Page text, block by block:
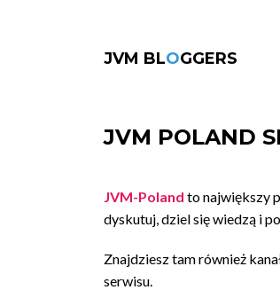
JVM BLOGGERS
JVM POLAND
JVM-Poland to największy
dyskutuj, dziel się wiedzą i
Znajdziesz tam również
serwisu.